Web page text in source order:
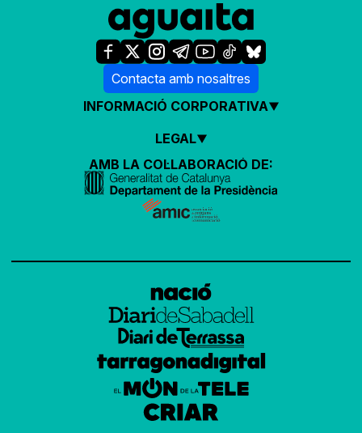
Contacta amb nosaltres
INFORMACIÓ CORPORATIVA
LEGAL
AMB LA COL·LABORACIÓ DE: